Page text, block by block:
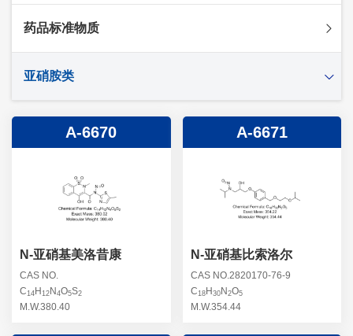
头孢米诺杂质
头孢吡肟杂质
头孢地嗪钠杂质
头孢噻肟杂质
头孢曲松钠杂质
头孢他美酯杂质
青霉素杂质
头孢羟氨苄杂质
头孢西丁杂质
阿洛西林杂质
美洛西林杂质
厄他培南杂质
多尼培南杂质
利福平杂质
苄丝肼杂质
克拉霉素杂质
螺旋霉素杂质
克拉维酸钾杂质
替加环素杂质
土霉素杂质
林可霉素杂质
杂质对照品
药品标准物质
亚硝胺类
A-6670
N-亚硝基美洛昔康
CAS NO.
C14 H 12 N 4O5S2
M.W.380.40
A-6671
N-亚硝基比索洛尔
CAS NO.2820170-76-9
C18H 30N 2O5
M.W.354.44